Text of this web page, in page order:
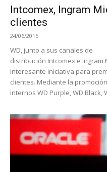
Intcomex, Ingram
clientes
24/06/2015
WD, junto a sus canales de
distribución Intcomex e Ingram
interesante iniciativa para
clientes. Mediante la
internos WD Purple, WD Black,